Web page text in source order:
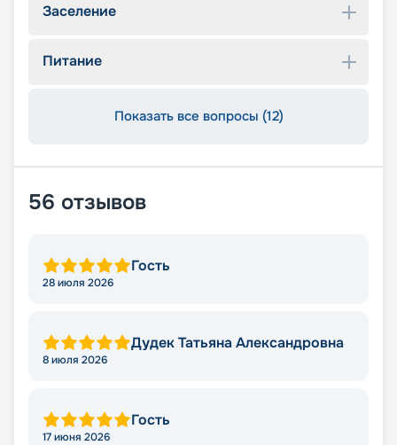
Заселение
Питание
Показать все вопросы (12)
56 отзывов
Гость
28 июля 2026
Дудек Татьяна Александровна
8 июля 2026
Гость
17 июня 2026